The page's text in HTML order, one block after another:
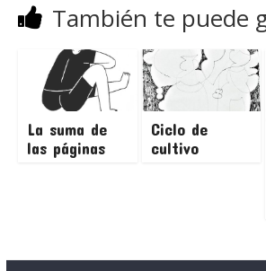
También te puede
La suma de
las páginas
Ciclo de
cultivo